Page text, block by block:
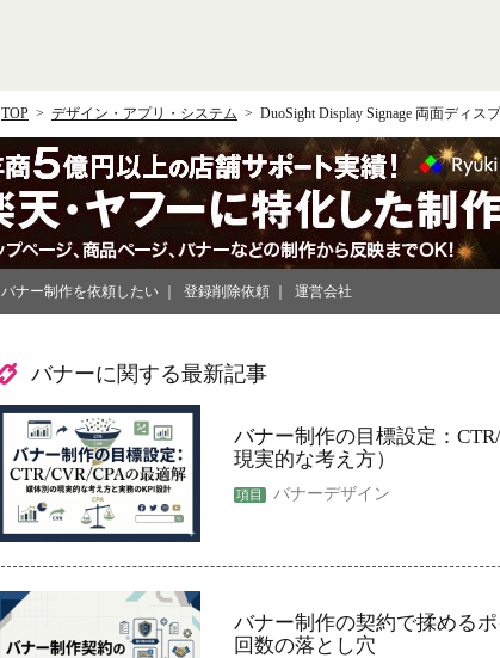
TOP デザイン・アプリ・システム DuoSight Display Signage 両面ディス
バナー制作を依頼したい 登録削除依頼 運営会社
バナーに関する最新記事
バナー制作の目標設定：
現実的な考え方）
バナーデザイン
バナー制作の契約で揉める
回数の落とし穴